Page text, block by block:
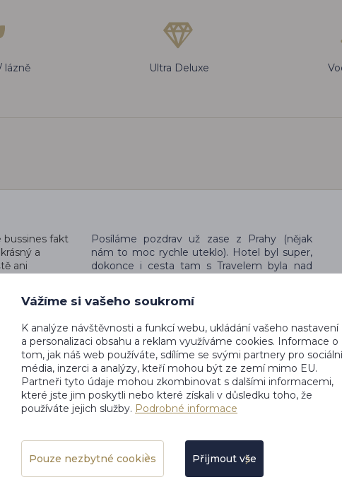
lázně Ultra Deluxe
bussines fakt
a
ani
jezdit!
barvu,
Posíláme pozdrav už zase z Prahy (nějak
nám to moc rychle uteklo). Hotel byl super,
dokonce i cesta tam s Travelem byla nad
zvolíme Emirates. Oba transfery byly v
v Praze i zajištění perfektních služeb v
Emirátech a přejeme hodně dalších
spokojených zákazníků.
Věra Švarcová a
Jitka Bémová
EMIRÁTY
Vážíme si vašeho soukromí
K analýze návštěvnosti a funkcí webu, ukládání vašeho nastavení
a personalizaci obsahu a reklam využíváme cookies. Informace o
tom, jak náš web používáte, sdílíme se svými partnery pro
média, inzerci a analýzy, kteří mohou být ze zemí mimo EU.
Partneři tyto údaje mohou zkombinovat s dalšími informacemi,
které jste jim poskytli nebo které získali v důsledku toho, že
používáte jejich služby. Podrobné informace
Pouze nezbytné cookies Přijmout vše